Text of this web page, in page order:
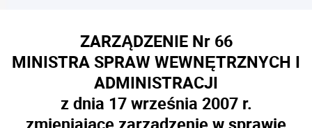
ZARZĄDZENIE Nr 66
MINISTRA SPRAW WEWNĘTRZNYCH I
ADMINISTRACJI
z dnia 17 września 2007 r.